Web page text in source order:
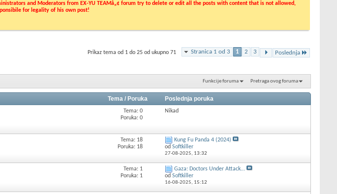
and Moderators from EX-YU TEAMâ„¢ forum try to delete or edit all the posts with content that is not allowed,
for legality of his own post!
Stranica 1 od 3 1 2 3 Poslednja
Prikaz tema od 1 do 25 od ukupno 71
Funkcije foruma Pretraga ovog foruma
Tema / Poruka Poslednja poruka
Tema: 0
Poruka: 0
Nikad
Tema: 18
Poruka: 18
Kung Fu Panda 4 (2024)
od Softkiller
27-08-2025, 13:32
Tema: 1
Poruka: 1
Gaza: Doctors Under Attack...
od Softkiller
16-08-2025, 15:12